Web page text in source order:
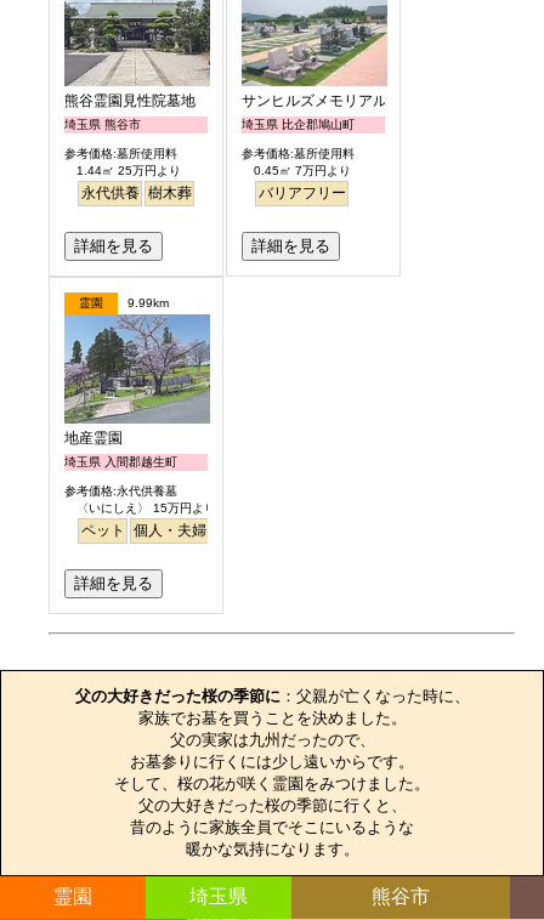
熊谷霊園見性院墓地
埼玉県 熊谷市
参考価格:墓所使用料
1.44㎡ 25万円より
永代供養 樹木葬
詳細を見る
サンヒルズメモリアルガーデン
埼玉県 比企郡鳩山町
参考価格:墓所使用料
0.45㎡ 7万円より
バリアフリー
詳細を見る
霊園 9.99km
地産霊園
埼玉県 入間郡越生町
参考価格:永代供養墓
〈いにしえ〉 15万円より
ペット 個人・夫婦
詳細を見る
父の大好きだった桜の季節に：父親が亡くなった時に、
家族でお墓を買うことを決めました。
父の実家は九州だったので、
お墓参りに行くには少し遠いからです。
そして、桜の花が咲く霊園をみつけました。
父の大好きだった桜の季節に行くと、
昔のように家族全員でそこにいるような
暖かな気持になります。
霊園 埼玉県 熊谷市